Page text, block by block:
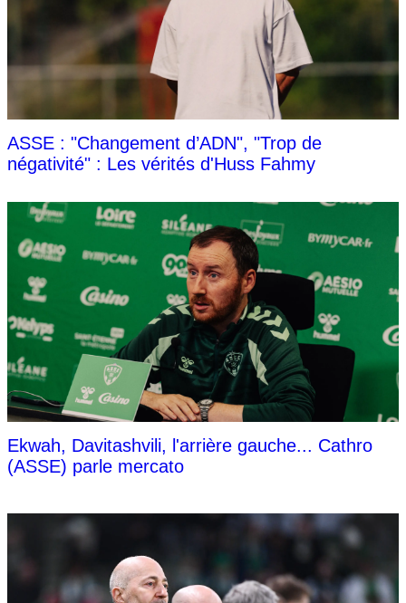
ASSE : "Changement d’ADN", "Trop de
négativité" : Les vérités d'Huss Fahmy
Ekwah, Davitashvili, l'arrière gauche... Cathro
(ASSE) parle mercato